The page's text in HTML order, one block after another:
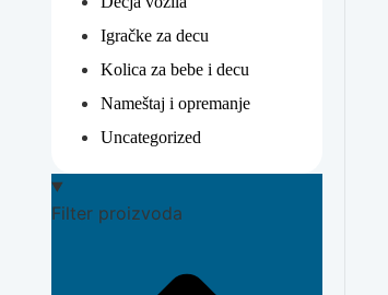
Igračke za decu
Kolica za bebe i decu
Nameštaj i opremanje
Uncategorized
Filter proizvoda